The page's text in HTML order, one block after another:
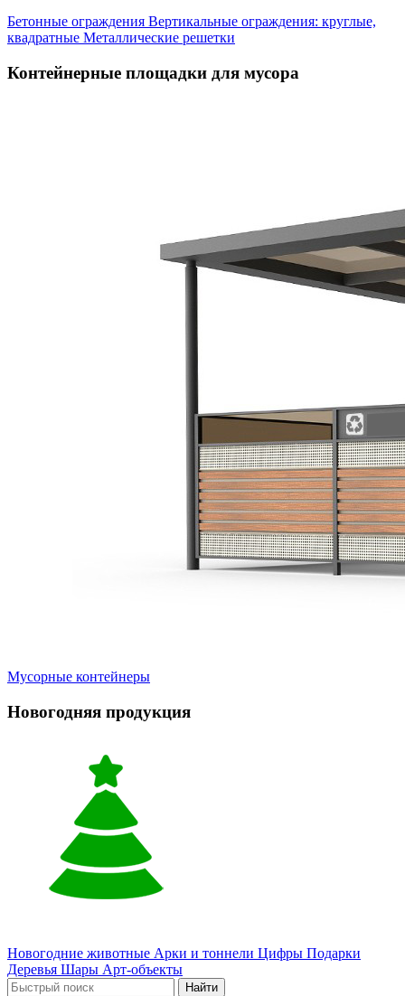
Бетонные ограждения Вертикальные ограждения: круглые,
квадратные Металлические решетки
Контейнерные площадки для мусора
Мусорные контейнеры
Новогодняя продукция
Новогодние животные Арки и тоннели Цифры Подарки
Деревья Шары Арт-объекты
Найти